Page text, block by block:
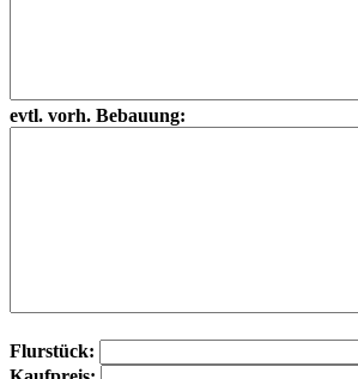
evtl. vorh. Bebauung:
Flurstück: